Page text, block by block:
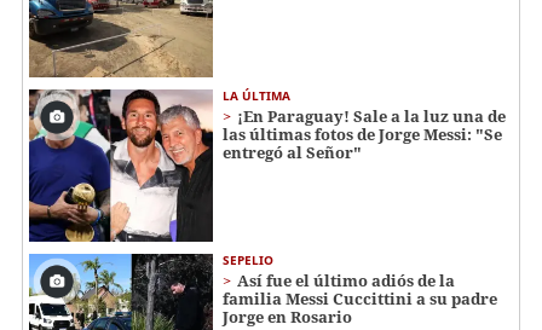
LA ÚLTIMA
¡En Paraguay! Sale a la luz una de
las últimas fotos de Jorge Messi: "Se
entregó al Señor"
SEPELIO
Así fue el último adiós de la
familia Messi Cuccittini a su padre
Jorge en Rosario